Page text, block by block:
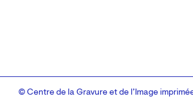
© Centre de la Gravure et de l’Image